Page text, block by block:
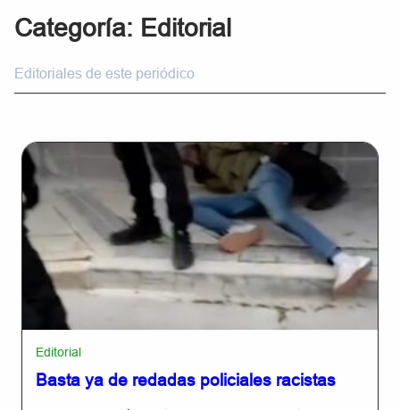
Categoría: Editorial
Editoriales de este periódico
Editorial
Basta ya de redadas policiales racistas